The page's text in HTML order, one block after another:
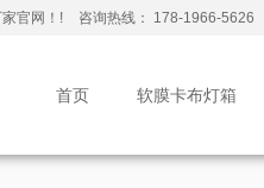
官网！! 咨询热线： 178-1966-5626
首页 软膜卡布灯箱